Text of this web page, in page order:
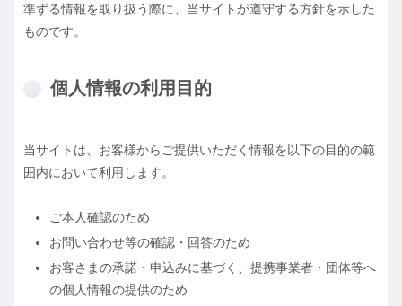
準ずる情報を取り扱う際に、当サイトが遵守する方針を示した
ものです。
個人情報の利用目的
当サイトは、お客様からご提供いただく情報を以下の目的の範
囲内において利用します。
ご本人確認のため
お問い合わせ等の確認・回答のため
お客さまの承諾・申込みに基づく、提携事業者・団体等へ
の個人情報の提供のため